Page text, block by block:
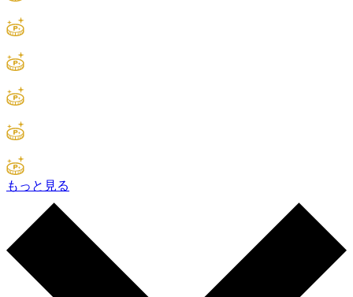
もっと見る